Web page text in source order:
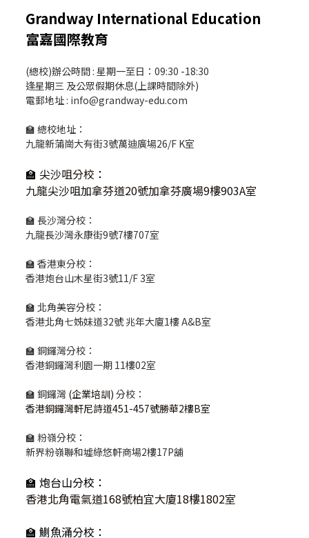
Grandway International Education
富嘉國際教育
(總校)辦公時間 : 星期一至日：09:30 -18:30
逢星期三 及公眾假期休息(上課時間除外)
電郵地址 : info@grandway-edu.com
🏫 總校地址：
九龍新蒲崗大有街3號萬迪廣場26/F K室
🏫 尖沙咀分校 ：
九龍尖沙咀加拿芬道20號加拿芬廣場9樓903A室
🏫 長沙灣分校：
九龍長沙灣永康街9號7樓707室
🏫 香港東分校：
香港炮台山木星街3號11/F 3室
🏫 北角美容分校：
香港北角七姊妹道32號 兆年大廈1樓 A&B室
🏫 銅鑼灣分校：
香港銅鑼灣利園一期 11樓02室
🏫 銅鑼灣 (企業培訓) 分校：
香港銅鑼灣軒尼詩道451-457號勝華2樓B室
🏫 粉嶺分校：
新界粉嶺聯和墟綠悠軒商場2樓17P舖
🏫 炮台山分校：
香港北角電氣道168號柏宜大廈18樓1802室
🏫 鰂魚涌分校：